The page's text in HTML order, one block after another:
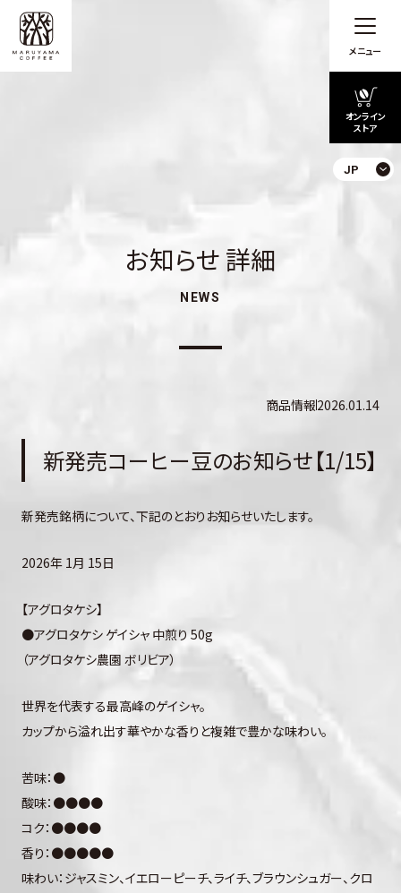
メニュー
オンライン
ストア
JP
お知らせ 詳細
NEWS
商品情報2026.01.14
新発売コーヒー豆のお知らせ【1/15】
新発売銘柄について、下記のとおりお知らせいたします。
2026年 1月 15日
【アグロタケシ】
●アグロタケシ ゲイシャ 中煎り 50g
（アグロタケシ農園 ボリビア）
世界を代表する最高峰のゲイシャ。
カップから溢れ出す華やかな香りと複雑で豊かな味わい。
苦味：●
酸味：●●●●
コク：●●●●
香り：●●●●●
味わい：ジャスミン、イエローピーチ、ライチ、ブラウンシュガー、クロ